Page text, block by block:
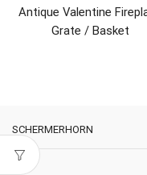
Antique Valentine
Grate / Basket
SCHERMERHORN